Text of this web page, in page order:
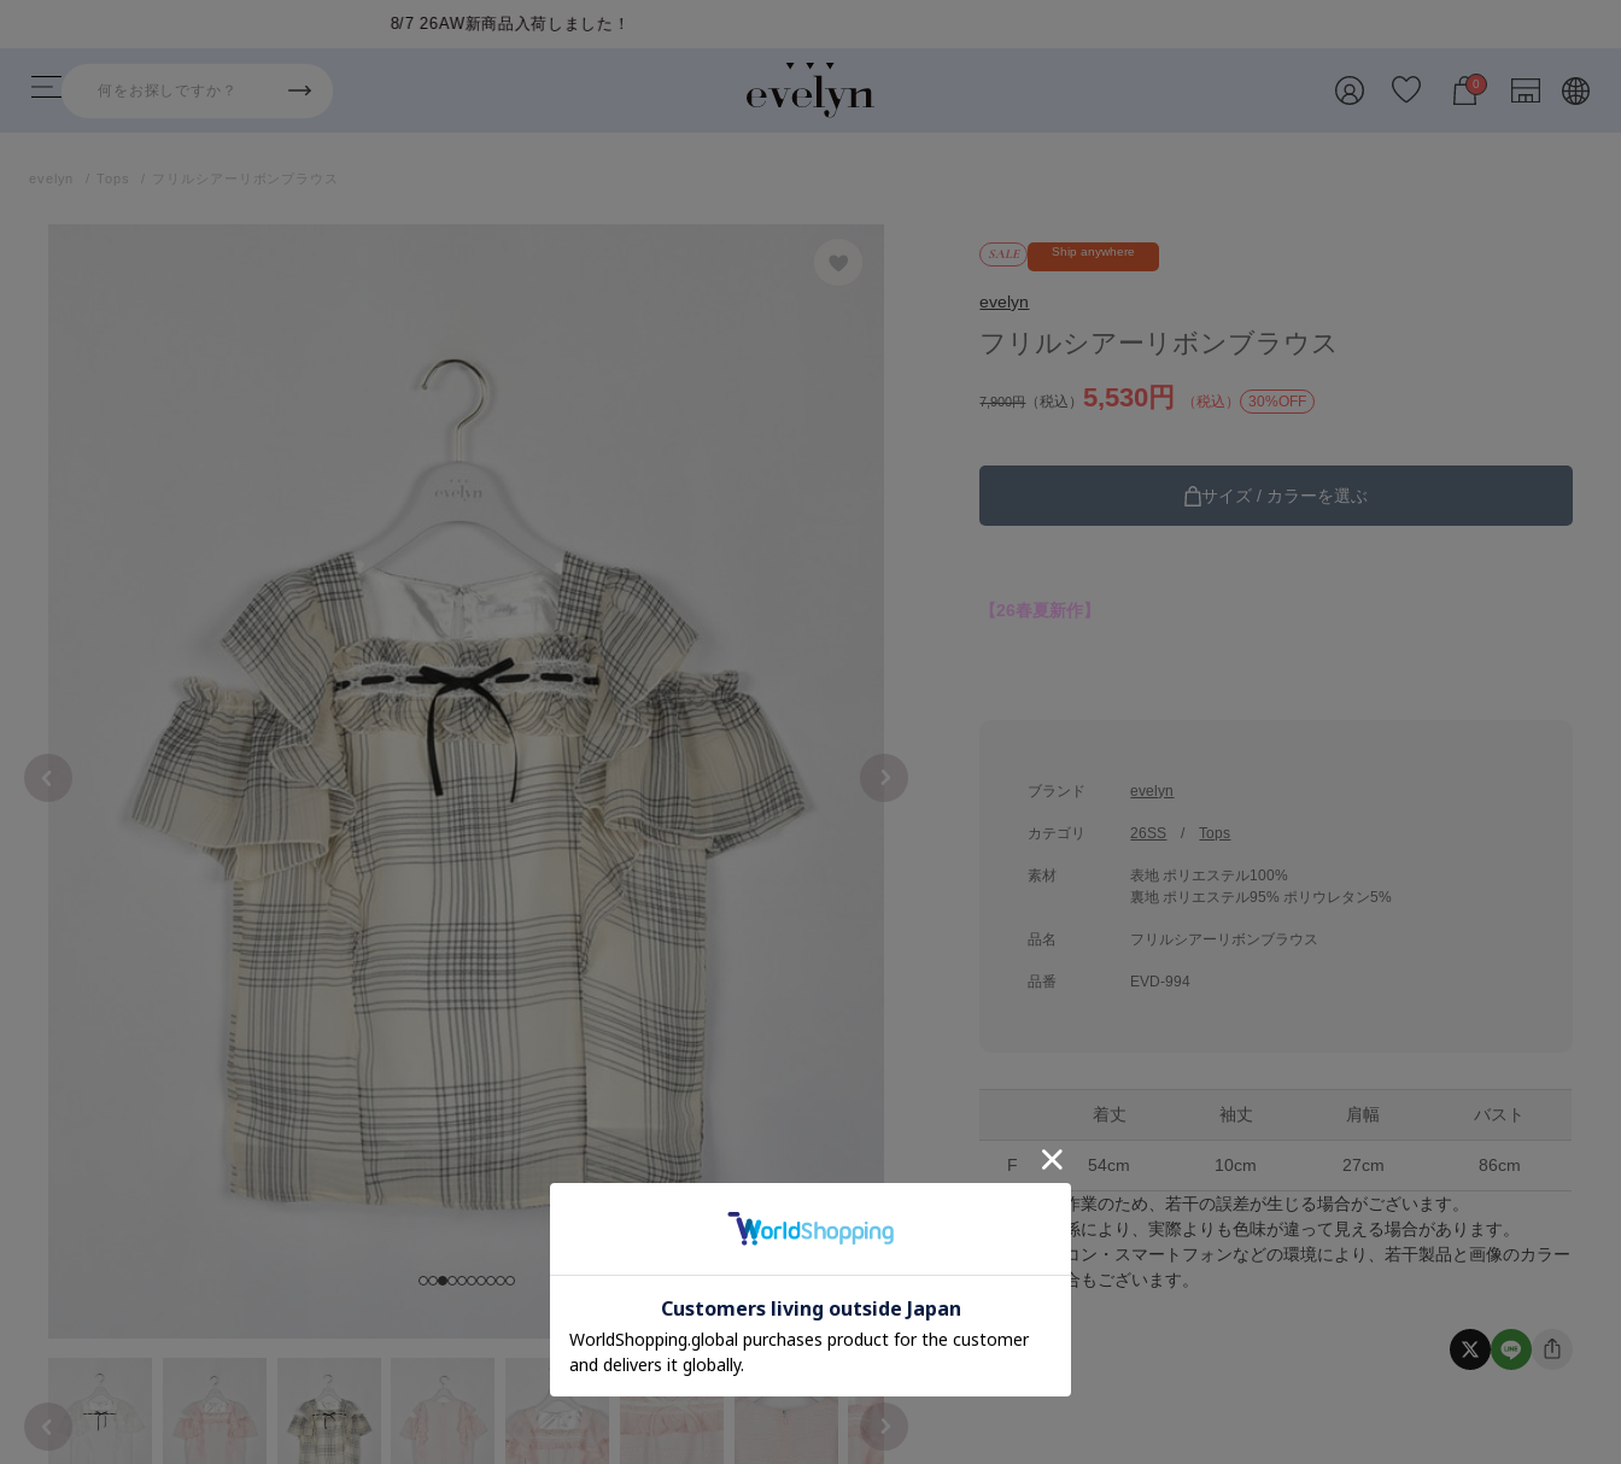
0
evelyn Tops フリルシアーリボンブラウス
SALE Ship anywhere
evelyn
フリルシアーリボンブラウス
7,900円（税込） 5,530円 （税込） 30%OFF
サイズ / カラーを選ぶ
【26春夏新作】
ブランド evelyn
カテゴリ 26SS Tops
素材
表地 ポリエステル100%
裏地 ポリエステル95% ポリウレタン5%
品名 フリルシアーリボンブラウス
品番 EVD-994
着丈 袖丈 肩幅 バスト
F 54cm 10cm 27cm
86cm
※採寸は手作業のため、若干の誤差が生じる場合がございます。
※照明の関係により、実際よりも色味が違って見える場合があります。
※またパソコン・スマートフォンなどの環境により、若干製品と画像のカラー
が異なる場合もございます。